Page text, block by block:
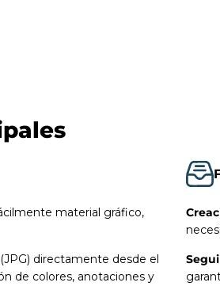
material gráfico,
directamente desde el
de colores, anotaciones y